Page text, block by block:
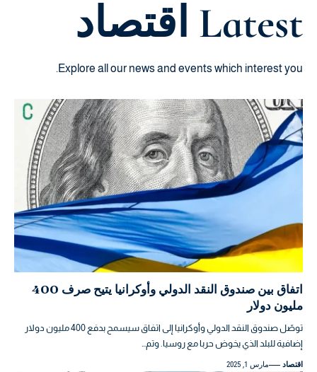
Latest اقتصاد
Explore all our news and events which interest you.
اتفاق بين صندوق النقد الدولي وأوكرانيا يتيح صرف 400
مليون دولار
توصّل صندوق النقد الدولي وأوكرانيا إلى اتفاق سيسمح بدفع 400 مليون دولار
إضافية للبلد الذي يخوض حربا مع روسيا. وتم…
اقتصاد مارس 1, 2025